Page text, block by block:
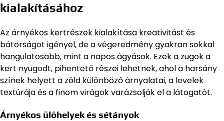
kialakításához
Az árnyékos kertrészek kialakítása kreativitást és
bátorságot igényel, de a végeredmény gyakran sokkal
hangulatosabb, mint a napos ágyások. Ezek a zugok a
kert nyugodt, pihentető részei lehetnek, ahol a harsány
színek helyett a zöld különböző árnyalatai, a levelek
textúrája és a finom virágok varázsolják el a látogatót.
Árnyékos ülőhelyek és sétányok